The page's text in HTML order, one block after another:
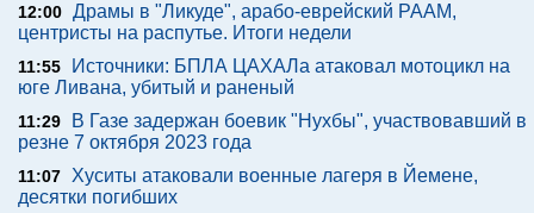
12:00 Драмы в "Ликуде", арабо-еврейский РААМ,
центристы на распутье. Итоги недели
11:55
Источники: БПЛА ЦАХАЛа атаковал мотоцикл на
юге Ливана, убитый и раненый
11:29
В Газе задержан боевик "Нухбы", участвовавший в
резне 7 октября 2023 года
11:07
Хуситы атаковали военные лагеря в Йемене,
десятки погибших